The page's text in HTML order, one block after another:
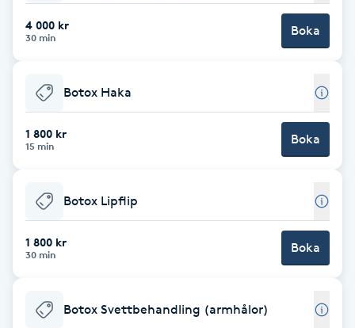
Celluliter
Color correction
Cryoterapi
Damklippning
Diamantslipning
4 000 kr
30 min Boka
Botox Haka
1 800 kr
15 min Boka
Botox Lipflip
1 800 kr
30 min Boka
Botox Svettbehandling (armhålor)